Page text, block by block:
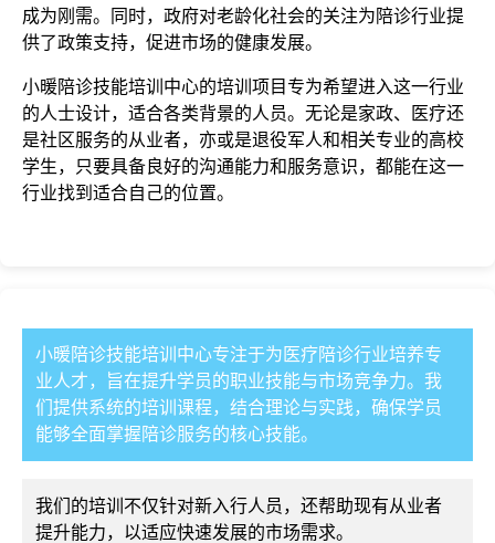
成为刚需。同时，政府对老龄化社会的关注为陪诊行业提
供了政策支持，促进市场的健康发展。
小暖陪诊技能培训中心的培训项目专为希望进入这一行业
的人士设计，适合各类背景的人员。无论是家政、医疗还
是社区服务的从业者，亦或是退役军人和相关专业的高校
学生，只要具备良好的沟通能力和服务意识，都能在这一
行业找到适合自己的位置。
小暖陪诊技能培训中心专注于为医疗陪诊行业培养专
业人才，旨在提升学员的职业技能与市场竞争力。我
们提供系统的培训课程，结合理论与实践，确保学员
能够全面掌握陪诊服务的核心技能。
我们的培训不仅针对新入行人员，还帮助现有从业者
提升能力，以适应快速发展的市场需求。